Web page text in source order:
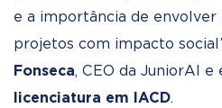
e a importância de envolver
projetos com impacto
Fonseca, CEO da JuniorAI e
icenciatura em IACD.